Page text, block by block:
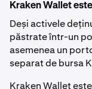
Kraken Wallet
Deși activele
păstrate într-un
asemenea un
separat de bursa
Kraken Wallet